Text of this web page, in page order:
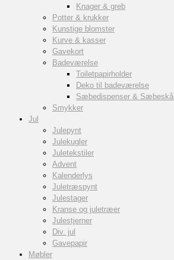
Knager & greb
Potter & krukker
Kunstige blomster
Kurve & kasser
Gavekort
Badeværelse
Toiletpapirholder
Deko til badeværelse
Sæbedispenser & Sæbeskål
Smykker
Jul
Julepynt
Julekugler
Juletekstiler
Advent
Kalenderlys
Juletræspynt
Julestager
Kranse og juletræer
Julestjerner
Div. jul
Gavepapir
Møbler